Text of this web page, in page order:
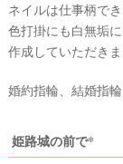
ネイルは仕事柄で
色打掛にも白無垢
作成していただき
婚約指輪、結婚指
姫路城の前で*